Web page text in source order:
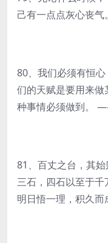
己有一点点灰心丧
80、我们必须有恒
们的天赋是要用来
种事情必须做到。
81、百丈之台，其
三石，四石以至于千
明日悟一理，积久